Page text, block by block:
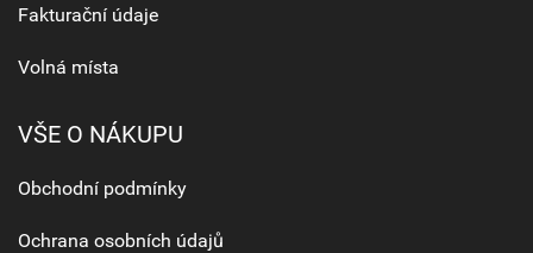
Fakturační údaje
Volná místa
VŠE O NÁKUPU
Obchodní podmínky
Ochrana osobních údajů